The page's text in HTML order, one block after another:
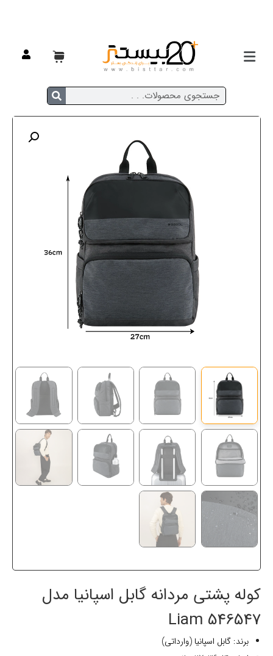
کوله پشتی مردانه گابل اسپانیا مدل
546547 Liam
برند: گابل اسپانیا (وارداتی)